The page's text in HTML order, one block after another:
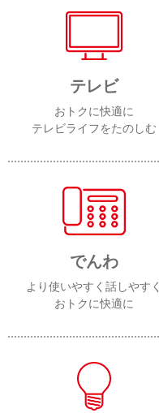
テレビ
おトクに快適に
テレビライフをたのしむ
でんわ
より使いやすく話しやすく
おトクに快適に